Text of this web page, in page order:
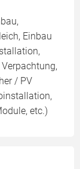
Einbau
/ PV
etc.)